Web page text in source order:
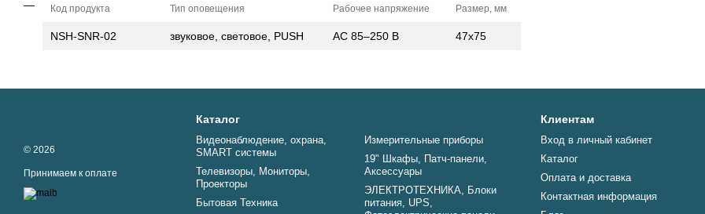
Код про­дук­та Тип опо­веще­ния Ра­бочее нап­ря­жение Раз­мер, мм
NSH-SNR-02 звуковое, световое, PUSH АС 85–250 В 47х75
© 2026
Принимаем к оплате
Каталог
Видеонаблюдение, охрана,
SMART системы
Телевизоры, Мониторы,
Проекторы
Бытовая Техника
Измерительные приборы
19" Шкафы, Патч-панели,
Аксессуары
ЭЛЕКТРОТЕХНИКА, Блоки
питания, UPS,
Клиентам
Вход в личный кабинет
Каталог
Оплата и доставка
Контактная информация